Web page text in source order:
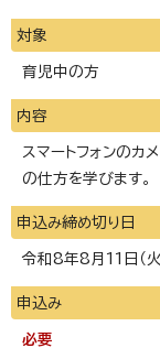
対象
育児中の方
内容
スマートフォンのカ
の仕方を学びます。
申込み締め切り日
令和8年8月11日（火
申込み
必要